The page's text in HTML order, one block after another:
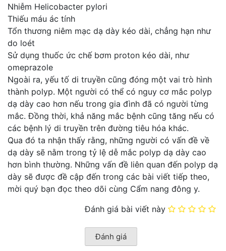
Nhiễm Helicobacter pylori
Thiếu máu ác tính
Tổn thương niêm mạc dạ dày kéo dài, chẳng hạn như
do loét
Sử dụng thuốc ức chế bơm proton kéo dài, như
omeprazole
Ngoài ra, yếu tố di truyền cũng đóng một vai trò hình
thành polyp. Một người có thể có nguy cơ mắc polyp
dạ dày cao hơn nếu trong gia đình đã có người từng
mắc. Đồng thời, khả năng mắc bệnh cũng tăng nếu có
các bệnh lý di truyền trên đường tiêu hóa khác.
Qua đó ta nhận thấy rằng, những người có vấn đề về
dạ dày sẽ nằm trong tỷ lệ dễ mắc polyp dạ dày cao
hơn bình thường. Những vấn đề liên quan đến polyp dạ
dày sẽ được đề cập đến trong các bài viết tiếp theo,
mời quý bạn đọc theo dõi cùng Cẩm nang đông y.
Đánh giá bài viết này